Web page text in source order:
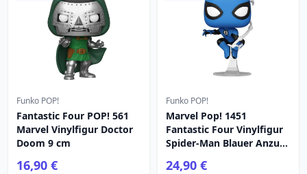
Funko POP!
Fantastic Four POP! 561
Marvel Vinylfigur Doctor
Doom 9 cm
16,90 €
Funko POP!
Marvel Pop! 1451
Fantastic Four Vinylfigur
Spider-Man Blauer Anzug
24,90 €